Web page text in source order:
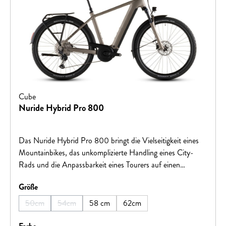
Cube
Nuride Hybrid Pro 800
Das Nuride Hybrid Pro 800 bringt die Vielseitigkeit eines
Mountainbikes, das unkomplizierte Handling eines City-
Rads und die Anpassbarkeit eines Tourers auf einen
Bosch CX Motor samt 800 Wh Akku macht jede Route
und jeden Anstieg zum Spaziergang. Diese Power
wohldosiert auf den Boden bringt die legendäre, per
Größeauswählen
50cm
(Diese Option ist zurzeit nicht verfügbar.)
54cm
(Diese Option ist zurzeit nicht verfügbar.)
58 cm
62cm